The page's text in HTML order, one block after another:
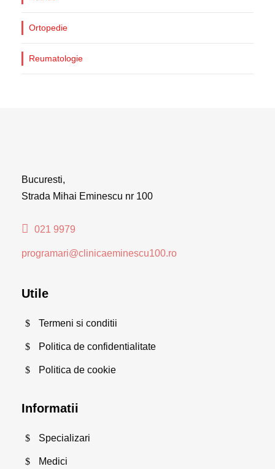
Ortopedie
Reumatologie
Bucuresti,
Strada Mihai Eminescu nr 100
021 9979
programari@clinicaeminescu100.ro
Utile
Termeni si conditii
Politica de confidentialitate
Politica de cookie
Informatii
Specializari
Medici